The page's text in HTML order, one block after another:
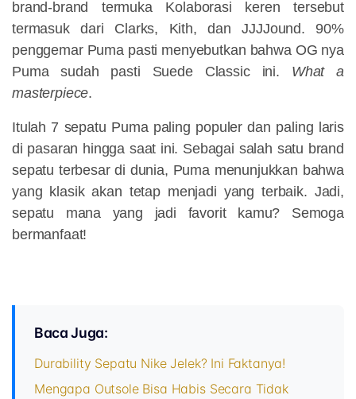
brand-brand termuka Kolaborasi keren tersebut
termasuk dari Clarks, Kith, dan JJJJound. 90%
penggemar Puma pasti menyebutkan bahwa OG nya
Puma sudah pasti Suede Classic ini. What a
masterpiece.
Itulah 7 sepatu Puma paling populer dan paling laris
di pasaran hingga saat ini. Sebagai salah satu brand
sepatu terbesar di dunia, Puma menunjukkan bahwa
yang klasik akan tetap menjadi yang terbaik. Jadi,
sepatu mana yang jadi favorit kamu? Semoga
bermanfaat!
Baca Juga:
Durability Sepatu Nike Jelek? Ini Faktanya!
Mengapa Outsole Bisa Habis Secara Tidak